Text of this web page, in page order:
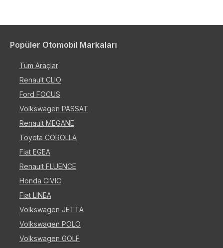
Popüler Otomobil Markaları
Tüm Araçlar
Renault CLIO
Ford FOCUS
Volkswagen PASSAT
Renault MEGANE
Toyota COROLLA
Fiat EGEA
Renault FLUENCE
Honda CIVIC
Fiat LINEA
Volkswagen JETTA
Volkswagen POLO
Volkswagen GOLF